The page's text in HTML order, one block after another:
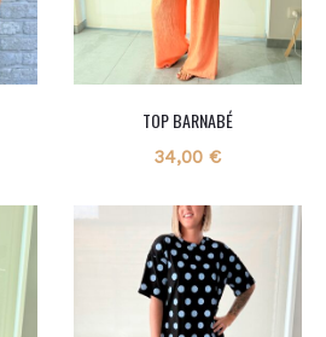
TOP BARNABÉ
34,00 €